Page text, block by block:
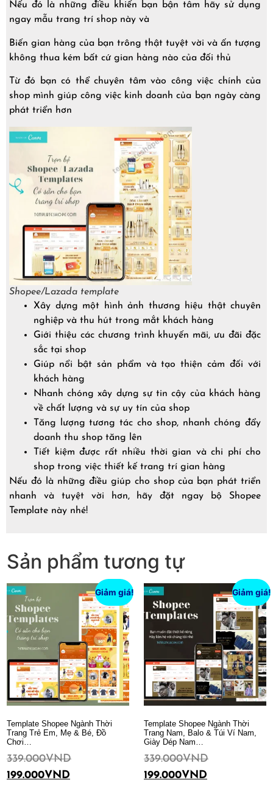
Nếu đó là những điều khiến bạn bận tâm hãy sử dụng
ngay mẫu trang trí shop này và
Biến gian hàng của bạn trông thật tuyệt vời và ấn tượng
không thua kém bất cứ gian hàng nào của đối thủ
Từ đó bạn có thể chuyên tâm vào công việc chính của
shop mình giúp công việc kinh doanh của bạn ngày càng
phát triển hơn
Shopee/Lazada template
Xây dựng một hình ảnh thương hiệu thật chuyên
nghiệp và thu hút trong mắt khách hàng
Giới thiệu các chương trình khuyến mãi, ưu đãi đặc
sắc tại shop
Giúp nổi bật sản phẩm và tạo thiện cảm đối với
khách hàng
Nhanh chóng xây dựng sự tin cậy của khách hàng
về chất lượng và sự uy tín của shop
Tăng lượng tương tác cho shop, nhanh chóng đẩy
doanh thu shop tăng lên
Tiết kiệm được rất nhiều thời gian và chi phí cho
shop trong việc thiết kế trang trí gian hàng
Nếu đó là những điều giúp cho shop của bạn phát triển
nhanh và tuyệt vời hơn, hãy đặt ngay bộ Shopee
Template này nhé!
Sản phẩm tương tự
Giảm giá!
Template Shopee Ngành Thời
Trang Trẻ Em, Mẹ & Bé, Đồ
Chơi…
339.000VND
199.000VND
Giảm giá!
Template Shopee Ngành Thời
Trang Nam, Balo & Túi Ví Nam,
Giày Dép Nam…
339.000VND
199.000VND